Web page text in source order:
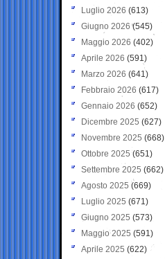
Luglio 2026 (613)
Giugno 2026 (545)
Maggio 2026 (402)
Aprile 2026 (591)
Marzo 2026 (641)
Febbraio 2026 (617)
Gennaio 2026 (652)
Dicembre 2025 (627)
Novembre 2025 (668)
Ottobre 2025 (651)
Settembre 2025 (662)
Agosto 2025 (669)
Luglio 2025 (671)
Giugno 2025 (573)
Maggio 2025 (591)
Aprile 2025 (622)